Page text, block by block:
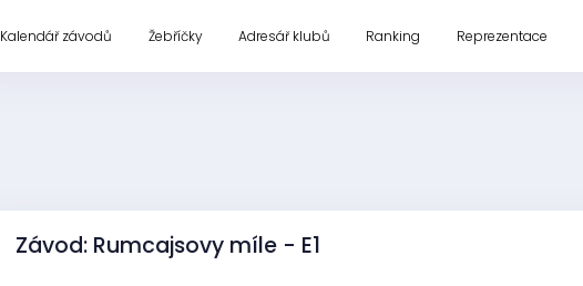
Kalendář závodů Žebříčky Adresář klubů Ranking Reprezentace
Závod: Rumcajsovy míle - E1